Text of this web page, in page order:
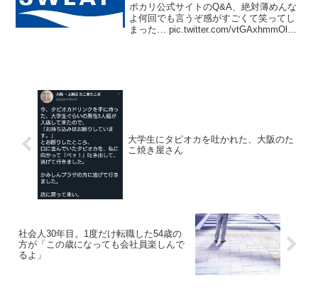
ポカリ公式サイトのQ&A、絶対薄めんな
よ何回でも言うぞ感がすごくて笑ってし
まった… pic.twitter.com/vtGAxhmmOl—
大学生にタピオカを吐かれた、大阪のた
こ焼き屋さん
社会人30年目。1度だけ転職した54歳の
方が「この歳になっても会社員楽しんで
るよ」